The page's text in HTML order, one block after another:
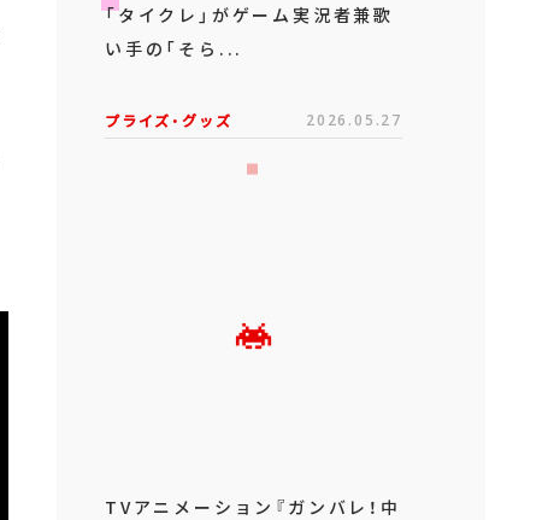
「タイクレ」がゲーム実況者兼歌
い手の「そら...
プライズ・グッズ 2026.05.27
TVアニメーション『ガンバレ！中